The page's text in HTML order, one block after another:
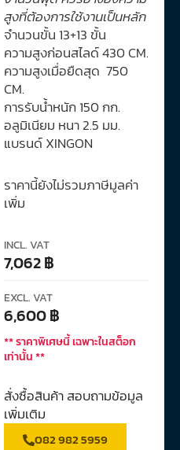
สูงที่ต้องการใช้งานเป็นหลัก
จำนวนขั้น 13+13 ขั้น
ความสูงก่อนสไลด์ 430 CM.
ความสูงเมื่อยืดสุด 750
CM.
การรับน้ำหนัก 150 กก.
อลูมิเนียม หนา 2.5 มม.
แบรนด์ XINGON
ราคานี้ยังไม่รวมภาษีมูลค่า
เพิ่ม
INCL. VAT
7,062฿
EXCL. VAT
6,600฿
** ราคาพิเศษนี้ เฉพาะในสต็อก
เท่านั้น **
สั่งซื้อสินค้า สอบถามข้อมูล
เพิ่มเติม
082 982 5959